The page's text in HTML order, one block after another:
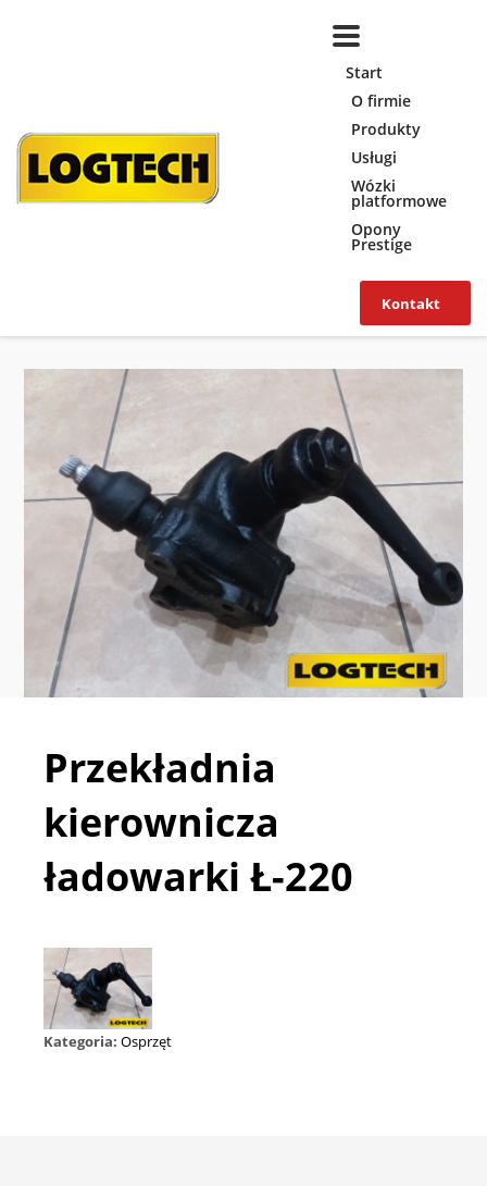
Start
O firmie
Produkty
Usługi
Wózki
platformowe
Opony
Prestige
Kontakt
Przekładnia
kierownicza
ładowarki Ł-220
Kategoria: Osprzęt